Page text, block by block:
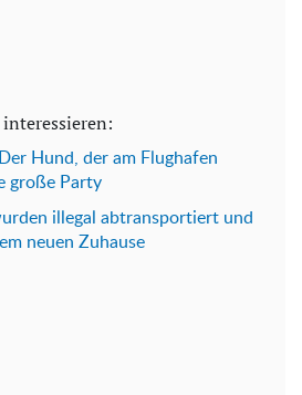
interessieren:
Hund, der am Flughafen
große Party
illegal abtransportiert und
neuen Zuhause